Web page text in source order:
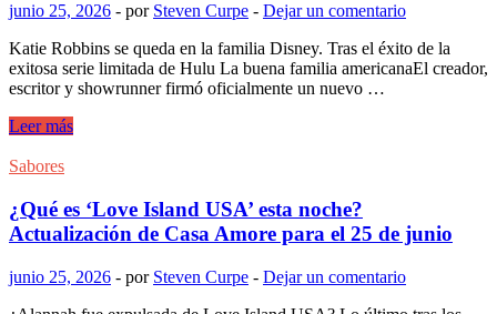
la
televisión
Tom
Verlaine
encuentra
nueva
vida
en
una
venta
pública
junio 25, 2026 - por Steven Curpe - Dejar un comentario
Katie Robbins se queda en la familia Disney. Tras el éxito de la
exitosa serie limitada de Hulu La buena familia americanaEl creador,
escritor y showrunner firmó oficialmente un nuevo …
Katie
ha
un
acuerdo
general
20th
Television
Leer más
Sabores
¿Qué es ‘Love Island USA’ esta noche?
Actualización de Casa Amore para el 25 de junio
junio 25, 2026 - por Steven Curpe - Dejar un comentario